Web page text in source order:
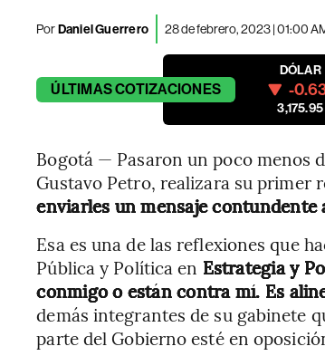
PorDaniel Guerrero 28 de febrero, 2023 | 01:00
ÚLTIMASCOTIZACIONES
DÓLAR
-
3,175.95
Bogotá — Pasaron un poco menos
Gustavo Petro, realizara su primer
enviarles un mensaje contundente
Esa es una de las reflexiones que
Pública y Política en Estrategia y
conmigo o están contra mí. Es
demás integrantes de su gabinete
parte del Gobierno esté en